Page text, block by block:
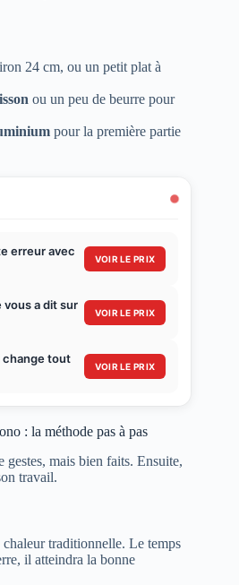
24 cm, ou un petit plat à
ou un peu de beurre pour
pour la première partie
erreur avec
VOIR LE PRIX
vous a dit sur
VOIR LE PRIX
change tout
VOIR LE PRIX
: la méthode pas à pas
gestes, mais bien faits. Ensuite,
travail.
chaleur traditionnelle. Le temps
il atteindra la bonne